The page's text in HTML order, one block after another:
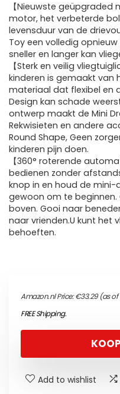
【Nieuwste geüpgraded
motor, het verbeterde
levensduur van de
Toy een volledig
sneller en langer kan
【Sterk en veilig
kinderen is gemaakt van
materiaal dat flexibel en
Design kan schade
ontwerp maakt de Mini
Rekwisieten en andere
Round Shape, Geen
kinderen pijn doen.
【360° roterende
bedienen zonder
knop in en houd de
gewoon om te beginnen.
boven. Gooi naar
naar vrienden.U kunt het
behoeften.
Amazon.nl Price:€33.29(as of
FREE Shipping.
Add to wishlist